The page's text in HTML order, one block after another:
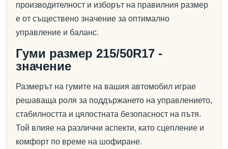
производителност и изборът на правилния размер
е от съществено значение за оптимално
управление и баланс.
Гуми размер 215/50R17 -
значение
Размерът на гумите на вашия автомобил играе
решаваща роля за поддържането на управлението,
стабилността и цялостната безопасност на пътя.
Той влияе на различни аспекти, като сцепление и
комфорт по време на шофиране.